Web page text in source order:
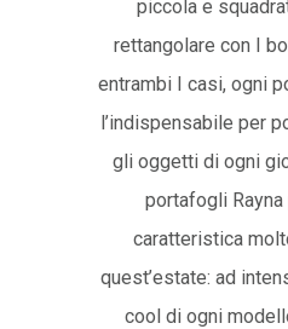
piccola e
rettangolare con I
entrambi I casi, ogni
l’indispensabile per
gli oggetti di ogni
portafogli
caratteristica
quest’estate: ad
cool di ogni